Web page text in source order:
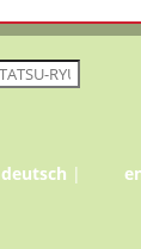
deutsch |